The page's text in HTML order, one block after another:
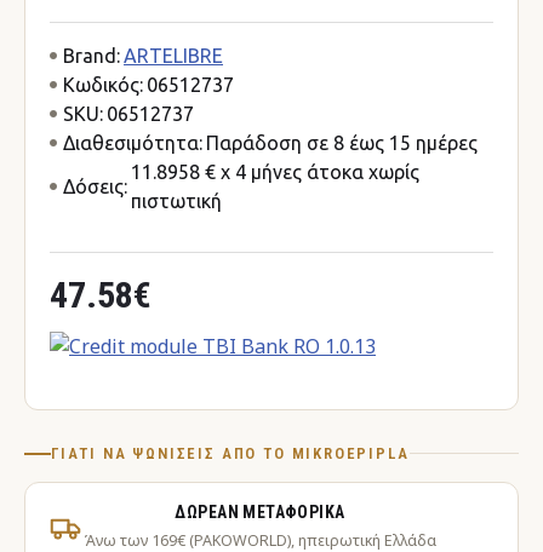
47.58€
Brand:ARTELIBRE
Κωδικός: 06512737
SKU: 06512737
Διαθεσιμότητα: Παράδοση σε 8 έως 15 ημέρες
Δόσεις:
11.8958 € x 4 μήνες άτοκα χωρίς
πιστωτική
ΓΙΑΤΊ ΝΑ ΨΩΝΊΣΕΙΣ ΑΠΌ ΤΟ MIKROEPIPLA
ΔΩΡΕΆΝ ΜΕΤΑΦΟΡΙΚΆ
Άνω των 169€ (PAKOWORLD), ηπειρωτική Ελλάδα